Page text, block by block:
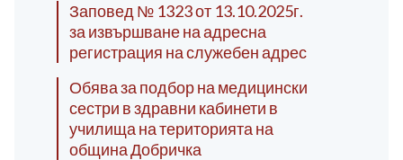
Заповед № 1323 от 13.10.2025г.
за извършване на адресна
регистрация на служебен адрес
Обява за подбор на медицински
сестри в здравни кабинети в
училища на територията на
община Добричка